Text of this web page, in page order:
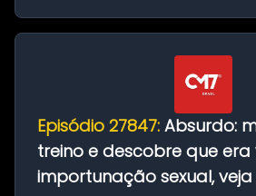
Episódio 27847: Absurdo:
treino e descobre que
importunação sexual,